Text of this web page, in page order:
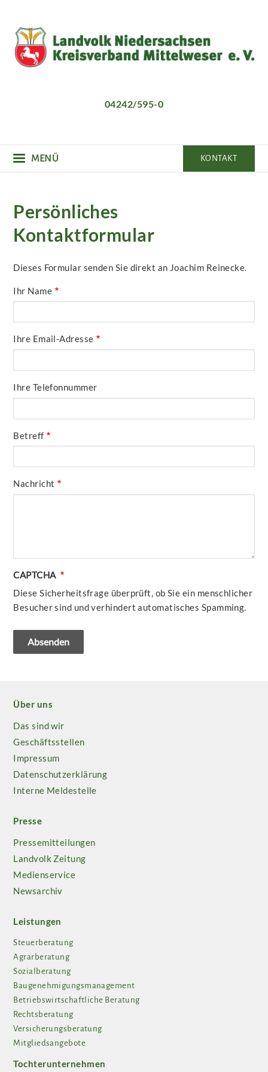
Inhalt
04242/595-0
MENÜ KONTAKT
Persönliches
Kontaktformular
Dieses Formular senden Sie direkt an Joachim Reinecke.
Ihr Name
Ihre Email-Adresse
Ihre Telefonnummer
Betreff
Nachricht
CAPTCHA
Diese Sicherheitsfrage überprüft, ob Sie ein menschlicher
Besucher sind und verhindert automatisches Spamming.
Über uns
Das sind wir
Geschäftsstellen
Impressum
Datenschutzerklärung
Interne Meldestelle
Presse
Pressemitteilungen
Landvolk Zeitung
Medienservice
Newsarchiv
Leistungen
Steuerberatung
Agrarberatung
Sozialberatung
Baugenehmigungsmanagement
Betriebswirtschaftliche Beratung
Rechtsberatung
Versicherungsberatung
Mitgliedsangebote
Tochterunternehmen